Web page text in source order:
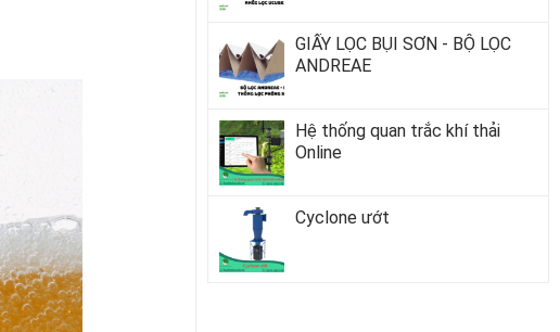
GIẤY LỌC BỤI SƠN - BỘ LỌC
ANDREAE
Hệ thống quan trắc khí thải
Online
Cyclone ướt